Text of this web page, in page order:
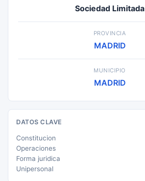
Sociedad Limitada
PROVINCIA
MADRID
MUNICIPIO
MADRID
DATOS CLAVE
Constitucion
Operaciones
Forma juridica
Unipersonal